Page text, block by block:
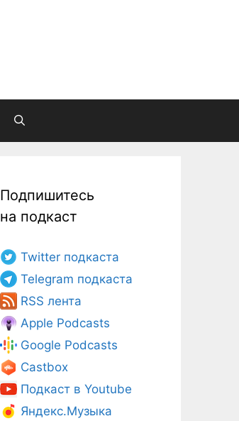
Подпишитесь
на подкаст
Twitter подкаста
Telegram подкаста
RSS лента
Apple Podcasts
Google Podcasts
Castbox
Подкаст в Youtube
Яндекс.Музыка